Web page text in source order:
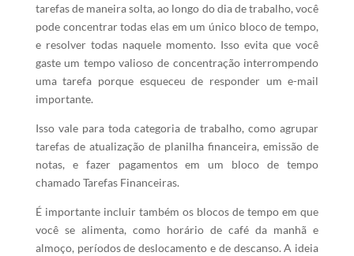
tarefas de maneira solta, ao longo do dia de trabalho, você
pode concentrar todas elas em um único bloco de tempo,
e resolver todas naquele momento. Isso evita que você
gaste um tempo valioso de concentração interrompendo
uma tarefa porque esqueceu de responder um e-mail
importante.
Isso vale para toda categoria de trabalho, como agrupar
tarefas de atualização de planilha financeira, emissão de
notas, e fazer pagamentos em um bloco de tempo
chamado Tarefas Financeiras.
É importante incluir também os blocos de tempo em que
você se alimenta, como horário de café da manhã e
almoço, períodos de deslocamento e de descanso. A ideia